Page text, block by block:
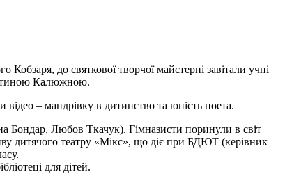
Кобзаря, до святкової творчої майстерні завітали учні
Калюжною.
відео – мандрівку в дитинство та юність поета.
Бондар, Любов Ткачук). Гімназисти поринули в світ
дитячого театру «Мікс», що діє при БДЮТ (керівник
для дітей.